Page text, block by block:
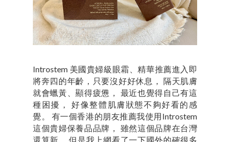
Introstem 美國貴婦級眼霜、精華推薦進入即
將奔四的年齡，只要沒好好休息， 隔天肌膚
就會蠟黃、顯得疲憊， 最近也覺得自己有這
種困擾， 好像整體肌膚狀態不夠好看的感
覺。 有一個香港的朋友推薦我使用Introstem
這個貴婦保養品品牌， 雖然這個品牌在台灣
還算新， 但是我上網看了一下國外的確很多